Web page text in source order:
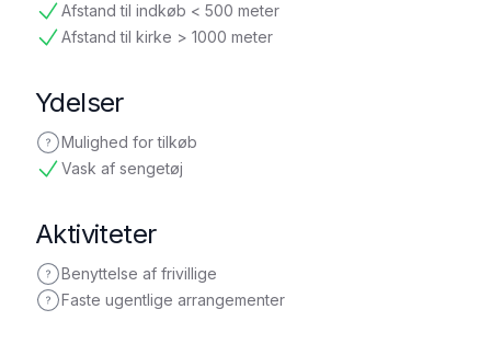
Afstand til indkøb < 500 meter
tilgængelig
Afstand til kirke > 1000 meter
tilgængelig
Ydelser
Mulighed for tilkøb
ikke oplyst
Vask af sengetøj
tilgængelig
Aktiviteter
Benyttelse af frivillige
ikke oplyst
Faste ugentlige arrangementer
ikke oplyst